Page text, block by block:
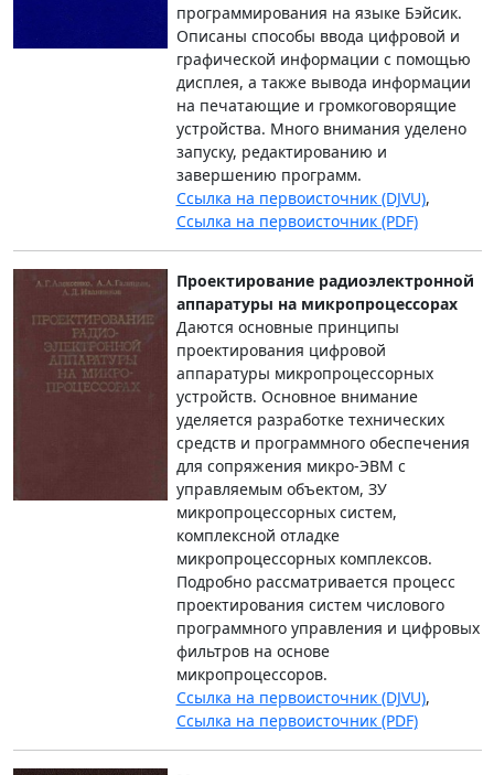
программирования на языке Бэйсик.
Описаны способы ввода цифровой и
графической информации с помощью
дисплея, а также вывода информации
на печатающие и громкоговорящие
устройства. Много внимания уделено
запуску, редактированию и
завершению программ.
Ссылка на первоисточник (DJVU),
Ссылка на первоисточник (PDF)
Проектирование радиоэлектронной
аппаратуры на микропроцессорах
Даются основные принципы
проектирования цифровой
аппаратуры микропроцессорных
устройств. Основное внимание
уделяется разработке технических
средств и программного обеспечения
для сопряжения микро-ЭВМ с
управляемым объектом, ЗУ
микропроцессорных систем,
комплексной отладке
микропроцессорных комплексов.
Подробно рассматривается процесс
проектирования систем числового
программного управления и цифровых
фильтров на основе
микропроцессоров.
Ссылка на первоисточник (DJVU),
Ссылка на первоисточник (PDF)